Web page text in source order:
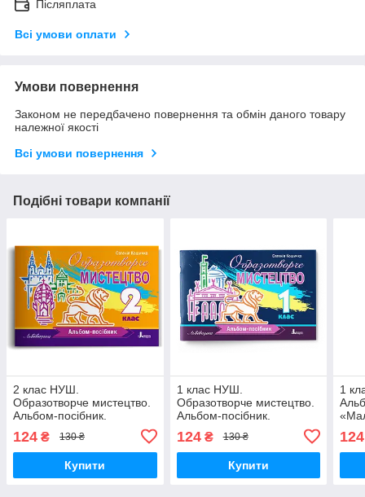
Післяплата
Всі умови оплати
Умови повернення
Законом не передбачено повернення та обмін даного товару
належної якості
Всі умови повернення
Подібні товари компанії
2 клас НУШ.
Образотворче мистецтво.
Альбом-посібник.
Львівщина. (Кошичка Є.Г.),
Літера
124 ₴ 130 ₴
Купити
1 клас НУШ.
Образотворче мистецтво.
Альбом-посібник.
Львівщина. (Кошичка Є.Г.),
Літера
124₴ 130 ₴
Купити
1
124